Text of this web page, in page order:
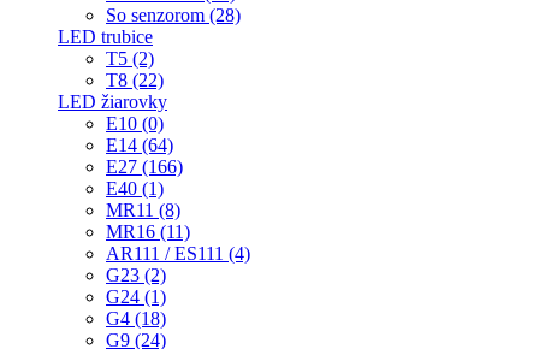
So senzorom (28)
LED trubice
T5 (2)
T8 (22)
LED žiarovky
E10 (0)
E14 (64)
E27 (166)
E40 (1)
MR11 (8)
MR16 (11)
AR111 / ES111 (4)
G23 (2)
G24 (1)
G4 (18)
G9 (24)